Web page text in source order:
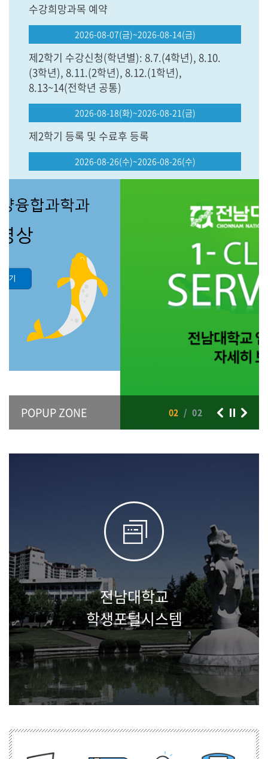
수강희망과목 예약
2026-08-07(금)~2026-08-14(금)
제2학기 수강신청(학년별): 8.7.(4학년), 8.10.
(3학년), 8.11.(2학년), 8.12.(1학년),
8.13~14(전학년 공통)
2026-08-18(화)~2026-08-21(금)
제2학기 등록 및 수료후 등록
2026-08-26(수)~2026-08-26(수)
제74회 후기('26년 8월) 학위수여식
POPUP ZONE 02 / 02
전남대학교
학생포털시스템